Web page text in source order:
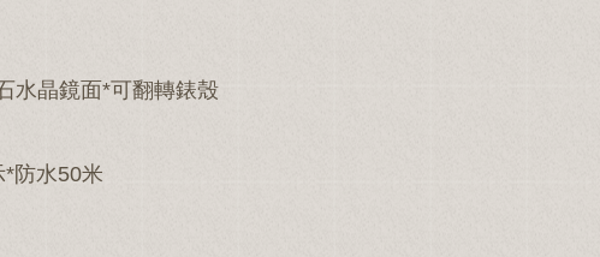
水晶鏡面*可翻轉錶殼
防水50米